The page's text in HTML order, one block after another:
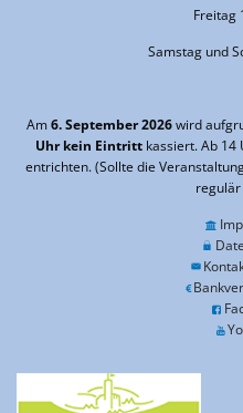
Freitag
Samstag und
Am6. September 2026wird
Uhr kein Eintrittkassiert. Ab 14
entrichten. (Sollte die